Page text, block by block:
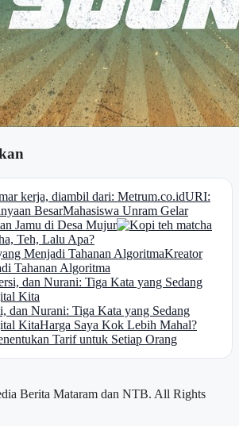
URI:
BesarMahasiswa Unram Gelar
Jamu di Desa Mujur
Teh, Lalu Apa?
Kreator
Tahanan Algoritma
dan Nurani: Tiga Kata yang Sedang
KitaHarga Saya Kok Lebih Mahal?
Tarif untuk Setiap Orang
Berita Mataram dan NTB. All Rights